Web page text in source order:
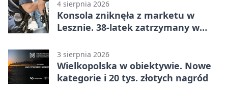
4 sierpnia 2026
Konsola zniknęła z marketu w
Lesznie. 38-latek zatrzymany w
3 sierpnia 2026
Wielkopolska w obiektywie. Nowe
kategorie i 20 tys. złotych nagród